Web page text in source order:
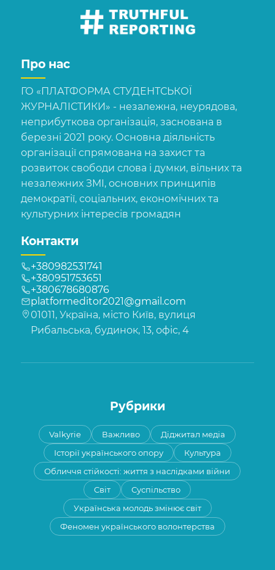
Про нас
ГО «ПЛАТФОРМА СТУДЕНТСЬКОЇ
ЖУРНАЛІСТИКИ» - незалежна, неурядова,
неприбуткова організація, заснована в
березні 2021 року. Основна діяльність
організації спрямована на захист та
розвиток свободи слова і думки, вільних та
незалежних ЗМІ, основних принципів
демократії, соціальних, економічних та
культурних інтересів громадян
Контакти
+380982531741
+380951753651
+380678680876
platformeditor2021@gmail.com
01011, Україна, місто Київ, вулиця
Рибальська, будинок, 13, офіс, 4
Рубрики
Valkyrie Важливо
Діджитал медіа
Історії українського опору
Культура
Обличчя стійкості: життя з наслідками війни
Світ
Суспільство
Українська молодь змінює світ
Феномен українського волонтерства